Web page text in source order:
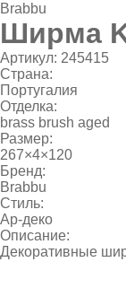
Brabbu
Ширма
Артикул: 245415
Страна:
Португалия
Отделка:
brass brush aged
Размер:
267×4×120
Бренд:
Brabbu
Стиль:
Ар-деко
Описание:
Декоративные